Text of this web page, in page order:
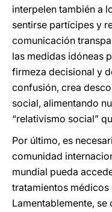
interpelen también a
sentirse partícipes y
comunicación
las medidas idóneas
firmeza decisional y
confusión, crea
social, alimentando
“relativismo social”
Por último, es
comunidad
mundial pueda
tratamientos médicos
Lamentablemente,